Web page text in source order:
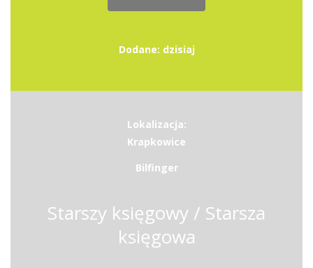
Dodane: dzisiaj
Lokalizacja:
Krapkowice
Bilfinger
Starszy księgowy / Starsza
księgowa